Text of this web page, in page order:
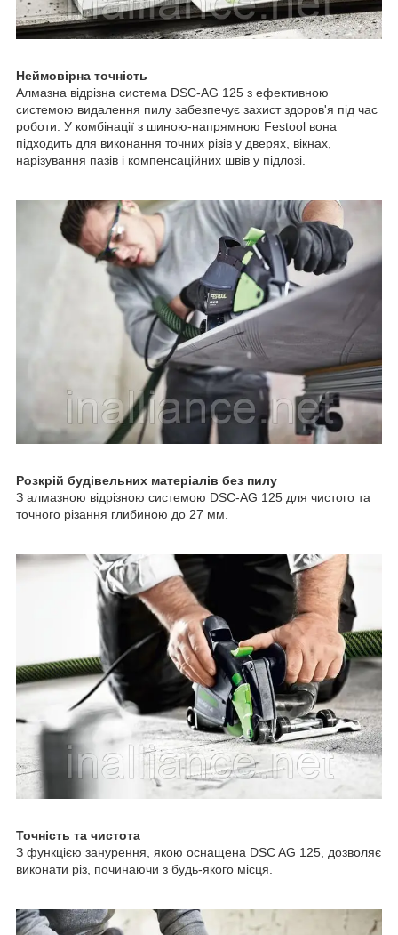
Неймовірна точність
Алмазна відрізна система DSC-AG 125 з ефективною
системою видалення пилу забезпечує захист здоров'я під час
роботи. У комбінації з шиною-напрямною Festool вона
підходить для виконання точних різів у дверях, вікнах,
нарізування пазів і компенсаційних швів у підлозі.
Розкрій будівельних матеріалів без пилу
З алмазною відрізною системою DSC-AG 125 для чистого та
точного різання глибиною до 27 мм.
Точність та чистота
З функцією занурення, якою оснащена DSC AG 125, дозволяє
виконати різ, починаючи з будь-якого місця.